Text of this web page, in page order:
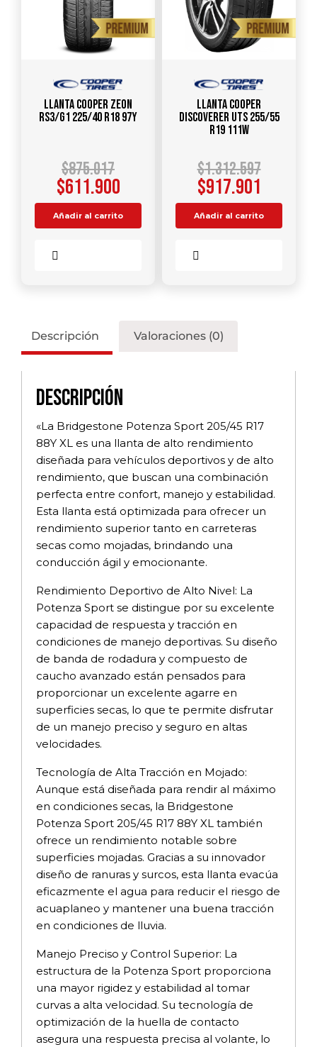
Llanta COOPER ZEON
RS3/G1 225/40 R18 97Y
$875.017
$611.900
Añadir al carrito
Llanta COOPER
DISCOVERER UTS 255/55
R19 111W
$1.312.597
$917.901
Añadir al carrito
Descripción Valoraciones (0)
Descripción
«La Bridgestone Potenza Sport 205/45 R17
88Y XL es una llanta de alto rendimiento
diseñada para vehículos deportivos y de alto
rendimiento, que buscan una combinación
perfecta entre confort, manejo y estabilidad.
Esta llanta está optimizada para ofrecer un
rendimiento superior tanto en carreteras
secas como mojadas, brindando una
conducción ágil y emocionante.
Rendimiento Deportivo de Alto Nivel: La
Potenza Sport se distingue por su excelente
capacidad de respuesta y tracción en
condiciones de manejo deportivas. Su diseño
de banda de rodadura y compuesto de
caucho avanzado están pensados para
proporcionar un excelente agarre en
superficies secas, lo que te permite disfrutar
de un manejo preciso y seguro en altas
velocidades.
Tecnología de Alta Tracción en Mojado:
Aunque está diseñada para rendir al máximo
en condiciones secas, la Bridgestone
Potenza Sport 205/45 R17 88Y XL también
ofrece un rendimiento notable sobre
superficies mojadas. Gracias a su innovador
diseño de ranuras y surcos, esta llanta evacúa
eficazmente el agua para reducir el riesgo de
acuaplaneo y mantener una buena tracción
en condiciones de lluvia.
Manejo Preciso y Control Superior: La
estructura de la Potenza Sport proporciona
una mayor rigidez y estabilidad al tomar
curvas a alta velocidad. Su tecnología de
optimización de la huella de contacto
asegura una respuesta precisa al volante, lo